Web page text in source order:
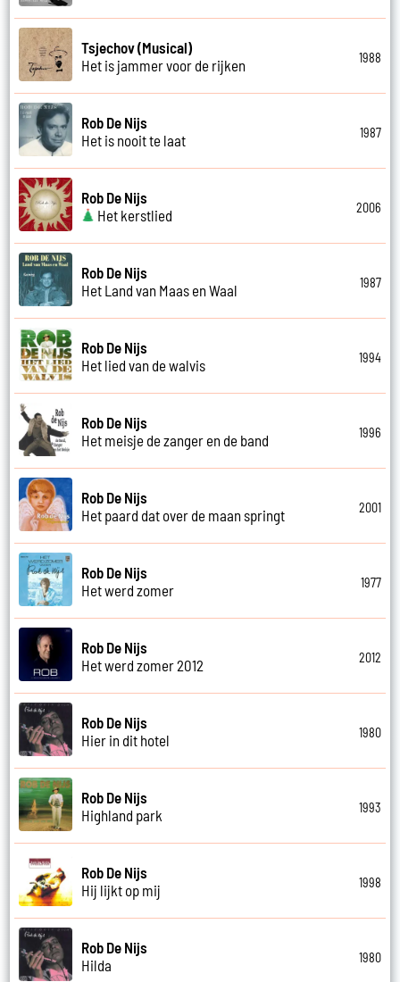
Tsjechov (Musical)
Het is jammer voor de rijken
1988
Rob De Nijs
Het is nooit te laat
1987
Rob De Nijs
Het kerstlied
2006
Rob De Nijs
Het Land van Maas en Waal
1987
Rob De Nijs
Het lied van de walvis
1994
Rob De Nijs
Het meisje de zanger en de band
1996
Rob De Nijs
Het paard dat over de maan springt
2001
Rob De Nijs
Het werd zomer
1977
Rob De Nijs
Het werd zomer 2012
2012
Rob De Nijs
Hier in dit hotel
1980
Rob De Nijs
Highland park
1993
Rob De Nijs
Hij lijkt op mij
1998
Rob De Nijs
Hilda
1980